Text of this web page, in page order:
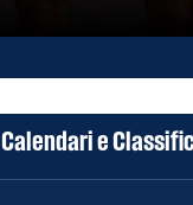
Calendari e